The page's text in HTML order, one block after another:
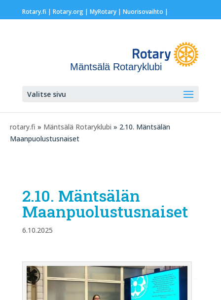
Rotary.fi | Rotary.org| MyRotary | Nuorisovaihto |
Mäntsälä Rotaryklubi
Valitse sivu
rotary.fi » Mäntsälä Rotaryklubi » 2.10. Mäntsälän
Maanpuolustusnaiset
2.10. Mäntsälän
Maanpuolustusnaiset
6.10.2025